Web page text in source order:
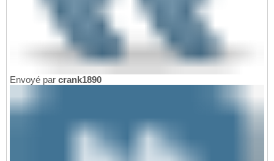
Envoyé par crank1890